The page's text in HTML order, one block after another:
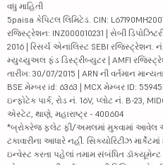
વધુ માહિતી
5paisa કેપિટલ લિમિટેડ. CIN:
રજિસ્ટ્રેશન: INZ000010231 | સેબી
2016 | રિસર્ચ એનાલિસ્ટ SEBI રજિસ્ટ્રેશન.
મ્યુચ્યુઅલ ફંડ ડિસ્ટ્રીબ્યુટર | AMFI
તારીખ: 30/07/2015 | ARN ની વર્તમાન
BSE મેમ્બર id: 6363 | MCX મેમ્બર ID:
ઇન્ફોટેક પાર્ક, રોડ નં. 16V, પ્લોટ નં. B-23,
એસ્ટેટ, થાણે, મહારાષ્ટ્ર - 400604
*બ્રોકરેજ ફ્લેટ ફી/અમલમાં મુકવામાં આવેલ
ટકાવારીના આધારે નહીં. સિક્યોરિટીઝ
ઇન્વેસ્ટ કરતા પહેલાં તમામ સંબંધિત ડૉક્યૂમેન્ટ